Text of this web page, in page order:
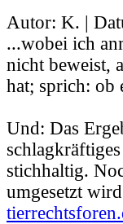
Autor: K. |
...wobei ich
nicht beweist,
hat; sprich: ob
Und: Das
stichhaltig.
umgesetzt